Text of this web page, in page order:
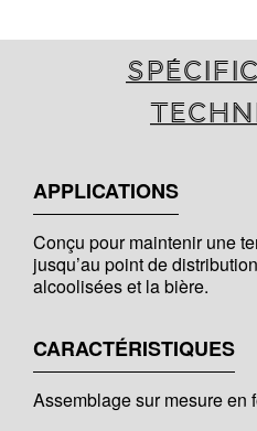
APPLICATIONS
Conçu pour maintenir une
jusqu’au point de
alcoolisées et la bière.
CARACTÉRISTIQUES
Assemblage sur mesure en